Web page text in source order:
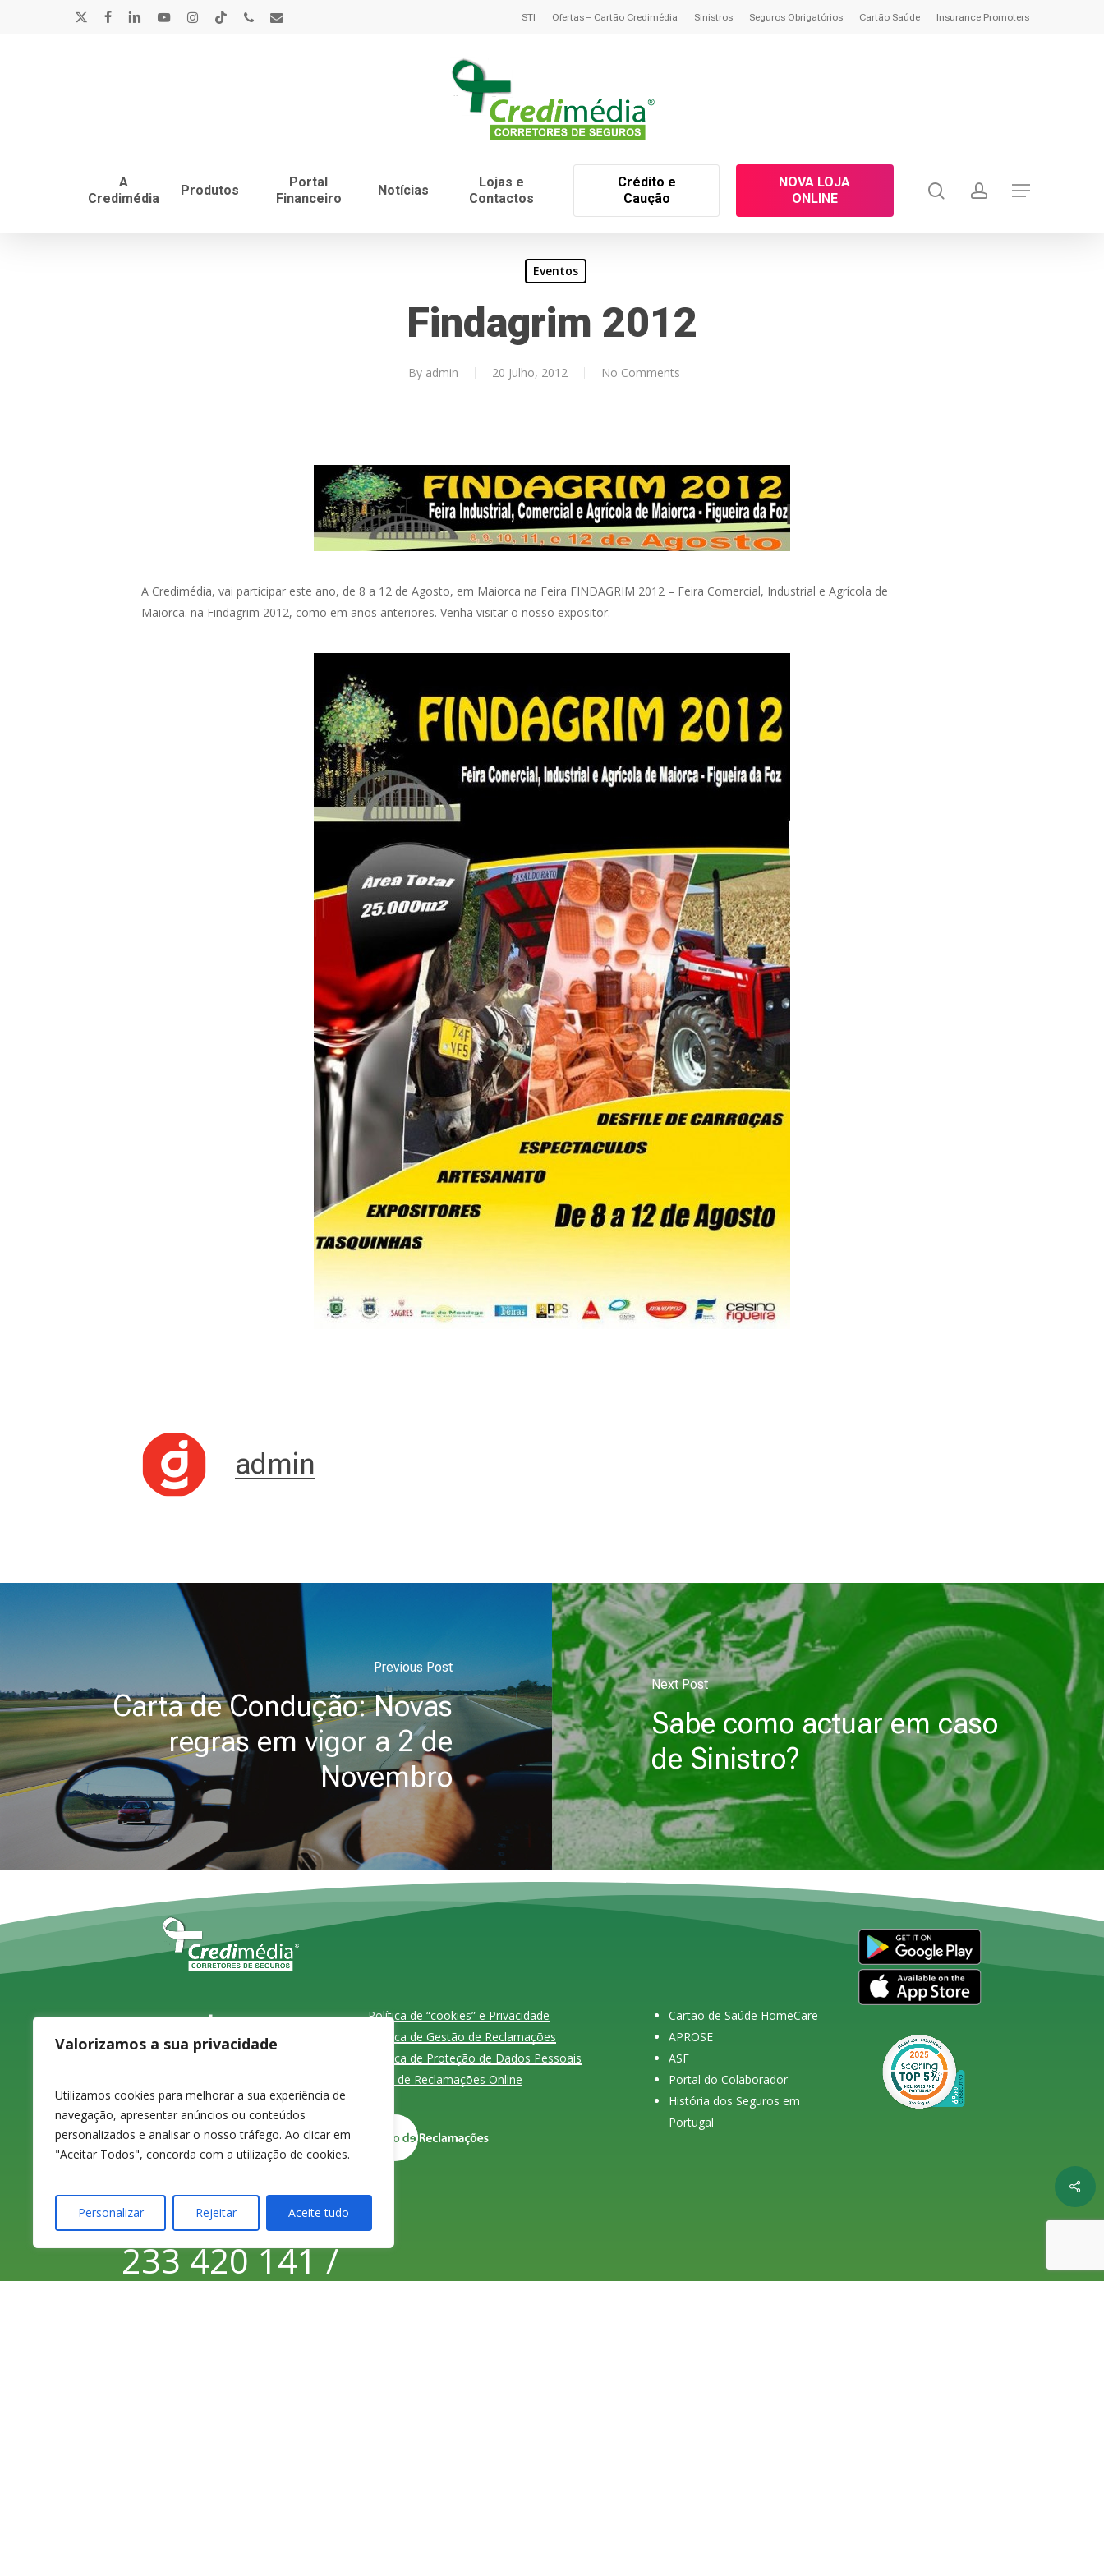
Valorizamos a sua privacidade
Utilizamos cookies para melhorar a sua experiência de
navegação, apresentar anúncios ou conteúdos
personalizados e analisar o nosso tráfego. Ao clicar em
"Aceitar Todos", concorda com a utilização de cookies.
Personalizar Rejeitar Aceite tudo
instagram
tiktok
STI Ofertas – Cartão Credimédia Sinistros Seguros Obrigatórios Cartão Saúde Insurance Promoters
A
Credimédia
Produtos
Portal
Financeiro
Notícias
Lojas e
Contactos
Crédito e
Caução
NOVA LOJA
ONLINE
searchaccount
Menu
Eventos
Findagrim 2012
By admin 20 Julho, 2012 No Comments
A Credimédia, vai participar este ano, de 8 a 12 de Agosto, em Maiorca na Feira FINDAGRIM 2012 – Feira Comercial, Industrial e Agrícola de
Maiorca. na Findagrim 2012, como em anos anteriores. Venha visitar o nosso expositor.
admin
Previous Post
Carta de Condução: Novas
regras em vigor a 2 de
Novembro
Next Post
Sabe como actuar em caso
de Sinistro?
Largo do Carvão,
3080-070
Figueira da Foz
233 420 141 /
Política de “cookies” e Privacidade
Política de Gestão de Reclamações
Política de Proteção de Dados Pessoais
Livro de Reclamações Online
Cartão de Saúde HomeCare
APROSE
ASF
Portal do Colaborador
História dos Seguros em
Portugal
Share